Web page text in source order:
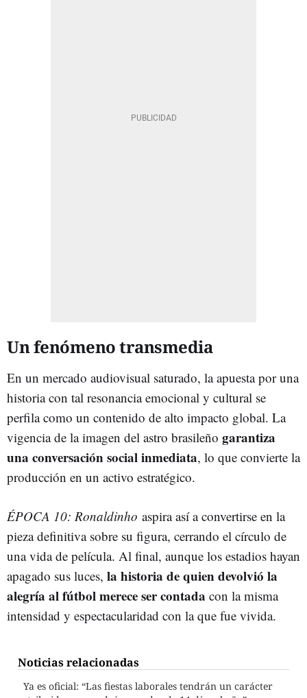
Un fenómeno transmedia
En un mercado audiovisual saturado, la apuesta por una
historia con tal resonancia emocional y cultural se
perfila como un contenido de alto impacto global. La
vigencia de la imagen del astro brasileño garantiza
una conversación social inmediata, lo que convierte la
producción en un activo estratégico.
ÉPOCA 10: Ronaldinho aspira así a convertirse en la
pieza definitiva sobre su figura, cerrando el círculo de
una vida de película. Al final, aunque los estadios hayan
apagado sus luces, la historia de quien devolvió la
alegría al fútbol merece ser contada con la misma
intensidad y espectacularidad con la que fue vivida.
Noticias relacionadas
Ya es oficial: “Las fiestas laborales tendrán un carácter